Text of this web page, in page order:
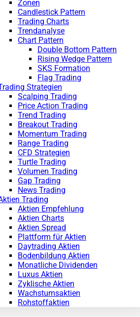
Zonen
Candlestick Pattern
Trading Charts
Trendanalyse
Chart Pattern
Double Bottom Pattern
Rising Wedge Pattern
SKS Formation
Flag Trading
Strategien
Scalping Trading
Price Action Trading
Trend Trading
Breakout Trading
Momentum Trading
Range Trading
CFD Strategien
Turtle Trading
Volumen Trading
Gap Trading
News Trading
Trading
Aktien Empfehlung
Aktien Charts
Aktien Spread
Plattform für Aktien
Daytrading Aktien
Bodenbildung Aktien
Monatliche Dividenden
Luxus Aktien
Zyklische Aktien
Wachstumsaktien
Rohstoffaktien